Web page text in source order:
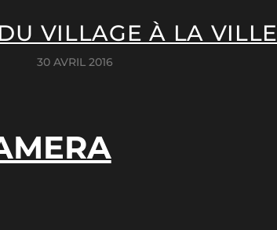
VILLAGE À LA VILLE
30 AVRIL 2016